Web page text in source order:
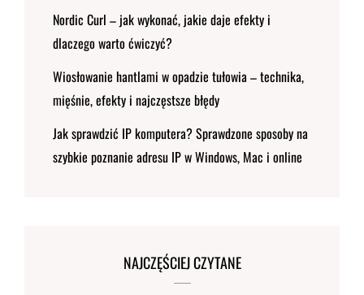
Nordic Curl – jak wykonać, jakie daje efekty i
dlaczego warto ćwiczyć?
Wiosłowanie hantlami w opadzie tułowia – technika,
mięśnie, efekty i najczęstsze błędy
Jak sprawdzić IP komputera? Sprawdzone sposoby na
szybkie poznanie adresu IP w Windows, Mac i online
NAJCZĘŚCIEJ CZYTANE